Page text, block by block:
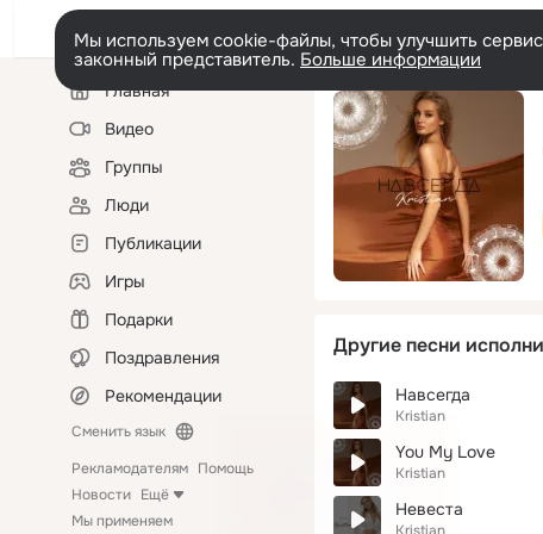
Мы используем cookie-файлы, чтобы улучшить
законный представитель. Больше информации
Левая
колонкаГлавная
Видео
Группы
Люди
Публикации
Игры
Подарки
Поздравления
Рекомендации
Сменить язык
Рекламодателям Помощь
Новости Ещё
Мы применяем
Другие песни
Навсегда
Kristian
You My Love
Kristian
Невеста